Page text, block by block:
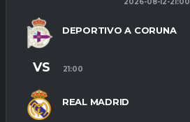
DEPORTIVO A CORUNA
REAL MADRID
VS 21:00